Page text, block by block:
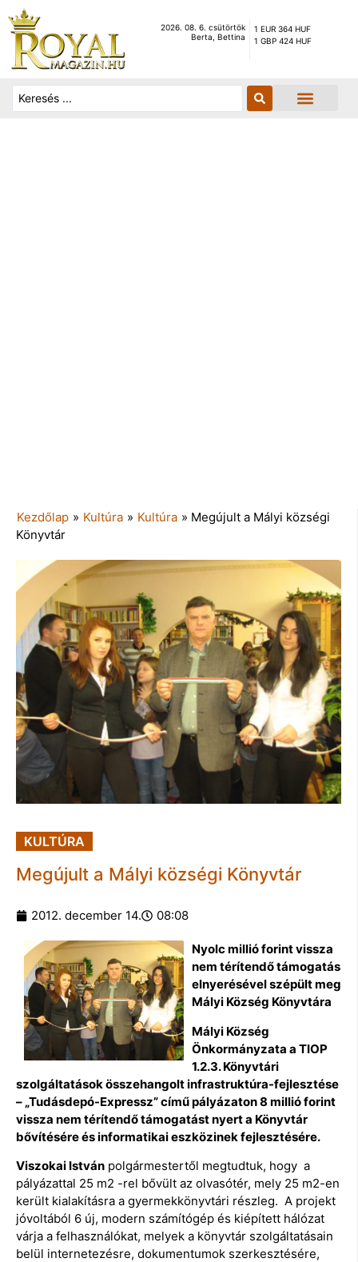
2026. 08. 6. csütörtök
Berta, Bettina
1 EUR 364 HUF
1 GBP 424 HUF
Kezdőlap » Kultúra » Kultúra » Megújult a Mályi községi
Könyvtár
KULTÚRA
Megújult a Mályi községi Könyvtár
2012. december 14. 08:08
Nyolc millió forint vissza
nem térítendő támogatás
elnyerésével szépült meg
Mályi Község Könyvtára
Mályi Község
Önkormányzata a TIOP
1.2.3. Könyvtári
szolgáltatások összehangolt infrastruktúra-fejlesztése
– „Tudásdepó-Expressz” című pályázaton 8 millió forint
vissza nem térítendő támogatást nyert a Könyvtár
bővítésére és informatikai eszközinek fejlesztésére.
Viszokai István polgármestertől megtudtuk, hogy a
pályázattal 25 m2 -rel bővült az olvasótér, mely 25 m2-en
került kialakításra a gyermekkönyvtári részleg. A projekt
jóvoltából 6 új, modern számítógép és kiépített hálózat
várja a felhasználókat, melyek a könyvtár szolgáltatásain
belül internetezésre, dokumentumok szerkesztésére,